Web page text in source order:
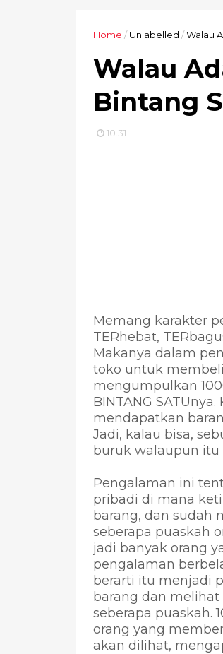
Home /Unlabelled /Walau
Walau
Bintang
10.31
Memang karakter
TERhebat,
Makanya dalam
toko untuk
mengumpulkan
BINTANG
mendapatkan
Jadi, kalau bisa,
buruk walaupun itu
Pengalaman ini
pribadi di mana
barang, dan sudah
seberapa puaskah
jadi banyak orang
pengalaman
berarti itu menjadi
barang dan
seberapa puaskah.
orang yang
akan dilihat,